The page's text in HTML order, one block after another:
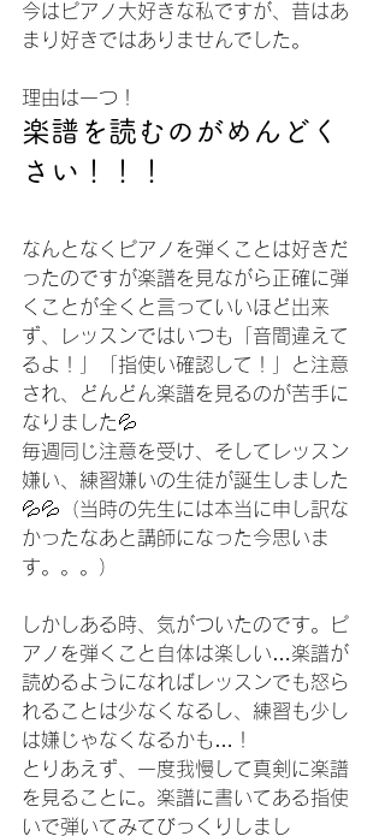
今はピアノ大好きな私ですが、昔はあ
まり好きではありませんでした。
理由は一つ！
楽譜を読むのがめんどく
さい！！！
なんとなくピアノを弾くことは好きだ
ったのですが楽譜を見ながら正確に弾
くことが全くと言っていいほど出来
ず、レッスンではいつも「音間違えて
るよ！」「指使い確認して！」と注意
され、どんどん楽譜を見るのが苦手に
なりました💦
毎週同じ注意を受け、そしてレッスン
嫌い、練習嫌いの生徒が誕生しました
💦💦（当時の先生には本当に申し訳な
かったなあと講師になった今思いま
す。。。）
しかしある時、気がついたのです。ピ
アノを弾くこと自体は楽しい…楽譜が
読めるようになればレッスンでも怒ら
れることは少なくなるし、練習も少し
は嫌じゃなくなるかも…！
とりあえず、一度我慢して真剣に楽譜
を見ることに。楽譜に書いてある指使
いで弾いてみてびっくりしまし